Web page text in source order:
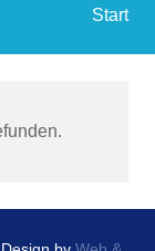
Start